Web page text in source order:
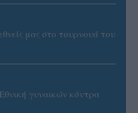
μας στο τουρνουά του
γυναικών κόντρα